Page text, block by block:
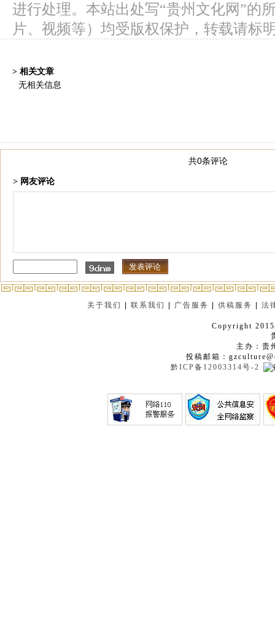
进行处理。本站出处写“贵州文化网”的
片、视频等）均受版权保护，转载请标
> 相关文章
无相关信息
共0条评论
> 网友评论
关于我们 |联系我们 广告服务 |供稿服务 |法
Copyright
主办：贵
投稿邮箱：
黔ICP备12003314号-2